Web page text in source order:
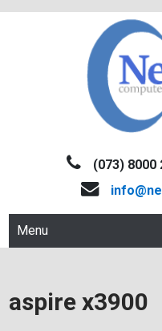
NEWCOM(073) 8000
Menu
aspire x3900